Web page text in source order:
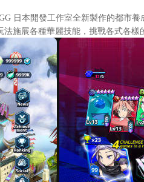
本開發工作室全新製作的都市養
施展各種華麗技能，挑戰各式各樣